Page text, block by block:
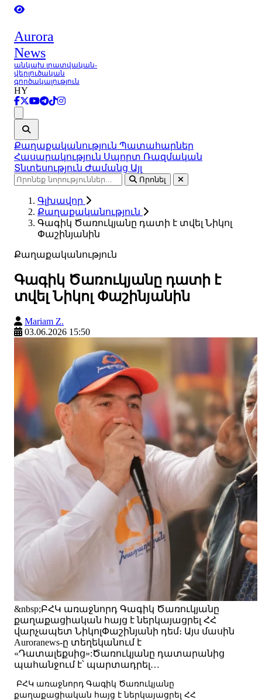
Aurora
News
անկախ լրատվական-
վերլուծական
գործակալություն
HY
Քաղաքականություն Պատահարներ
Հասարակություն Սպորտ Ռազմական
Տնտեսություն Ժամանց Այլ
Որոնել
Գլխավոր
Քաղաքականություն
Գագիկ Ծառուկյանը դատի է տվել Նիկոլ
Փաշինյանին
Քաղաքականություն
Գագիկ Ծառուկյանը դատի է
տվել Նիկոլ Փաշինյանին
Mariam Z.
03.06.2026 15:50
&nbsp;ԲՀԿ առաջնորդ Գագիկ Ծառուկյանը
քաղաքացիական հայց է ներկայացրել ՀՀ
վարչապետ ՆիկոլՓաշինյանի դեմ։ Այս մասին
Auroranews-ը տեղեկանում է
«Դատալեքսից»:Ծառուկյանը դատարանից
պահանջում է՝ պարտադրել…
ԲՀԿ առաջնորդ Գագիկ Ծառուկյանը
քաղաքացիական հայց է ներկայացրել ՀՀ